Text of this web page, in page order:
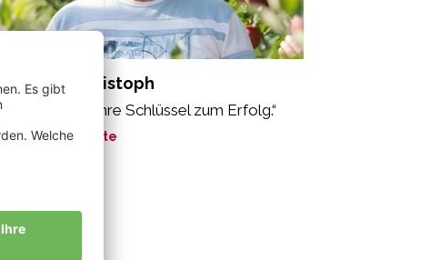
Christoph
„Bio ist der wahre Schlüssel zum Erfolg.“
Geschichte